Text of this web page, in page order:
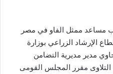
مساعد ممثل الفاو في مصر
الإرشاد الزراعي بوزارة
مدير مديرية التضامن
التلاوى مقرر المجلس القومى